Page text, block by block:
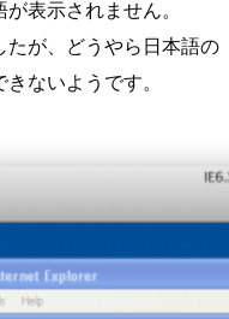
表示されません。
が、どうやら日本語の
ないようです。